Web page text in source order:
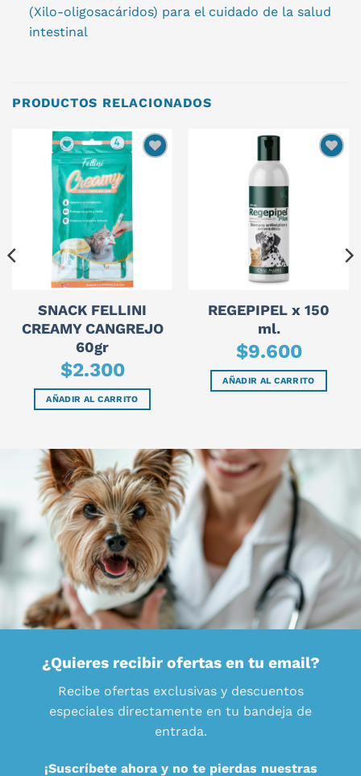
(Xilo-oligosacáridos) para el cuidado de la salud
intestinal
PRODUCTOS RELACIONADOS
SNACK FELLINI
CREAMY CANGREJO
60gr
$2.300
AÑADIR AL CARRITO
REGEPIPEL x 150
ml.
$9.600
AÑADIR AL CARRITO
¿Quieres recibir ofertas en tu email?
Recibe ofertas exclusivas y descuentos
especiales directamente en tu bandeja de
entrada.
¡Suscríbete ahora y no te pierdas nuestras